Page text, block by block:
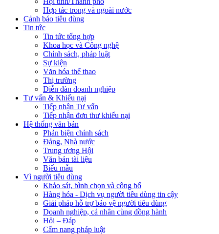
Hợp tác trong và ngoài nước
Cảnh báo tiêu dùng
Tin tức
Tin tức tổng hợp
Khoa học và Công nghệ
Chính sách, pháp luật
Sự kiện
Văn hóa thể thao
Thị trường
Diễn đàn doanh nghiệp
Tư vấn & Khiếu nại
Tiếp nhận Tư vấn
Tiếp nhận đơn thư khiếu nại
Hệ thống văn bản
Phản biện chính sách
Đảng, Nhà nước
Trung ương Hội
Văn bản tài liệu
Biểu mẫu
Vì người tiêu dùng
Khảo sát, bình chọn và công bố
Hàng hóa - Dịch vụ người tiêu dùng tin cậy
Giải pháp hỗ trợ bảo vệ người tiêu dùng
Doanh nghiệp, cá nhân cùng đồng hành
Hỏi – Đáp
Cẩm nang pháp luật